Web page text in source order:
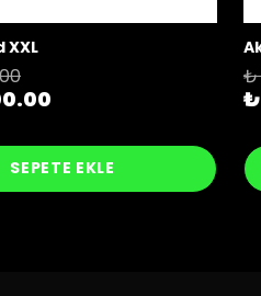
XXL
SEPETE EKLE
₺